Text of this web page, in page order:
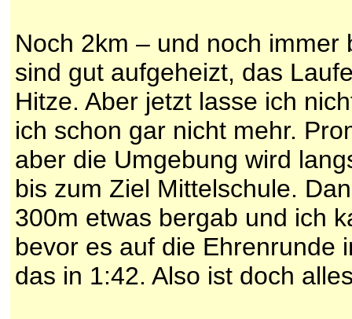
Noch 2km – und noch
sind gut aufgeheizt, das
Hitze. Aber jetzt lasse ich
ich schon gar nicht mehr.
aber die Umgebung wird
bis zum Ziel Mittelschule.
300m etwas bergab und ich
bevor es auf die Ehrenrunde
das in 1:42. Also ist doch